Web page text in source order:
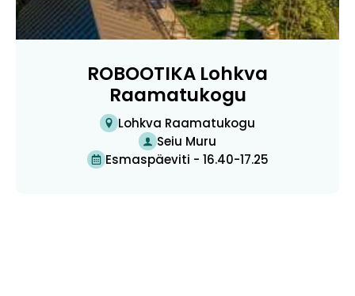
ROBOOTIKA Lohkva
Raamatukogu
Lohkva Raamatukogu
Seiu Muru
Esmaspäeviti - 16.40-17.25